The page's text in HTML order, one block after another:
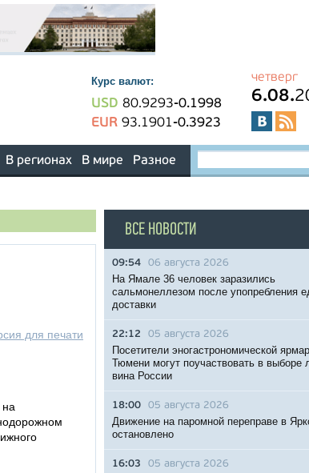
Курс валют:
USD 80.9293-0.1998
EUR 93.1901-0.3923
четверг
6.08.
В регионах В мире Разное
для печати
на
ВСЕ НОВОСТИ
09:54 06 августа 2026
На Ямале 36 человек заразились
сальмонеллезом после упопребления
доставки
22:12 05 августа 2026
Посетители эногастрономической
Тюмени могут поучаствовать в выборе
вина России
18:00 05 августа 2026
Движение на паромной переправе в
остановлено
16:03 05 августа 2026